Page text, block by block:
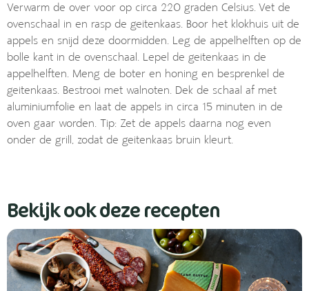
Verwarm de over voor op circa 220 graden Celsius. Vet de
ovenschaal in en rasp de geitenkaas. Boor het klokhuis uit de
appels en snijd deze doormidden. Leg de appelhelften op de
bolle kant in de ovenschaal. Lepel de geitenkaas in de
appelhelften. Meng de boter en honing en besprenkel de
geitenkaas. Bestrooi met walnoten. Dek de schaal af met
aluminiumfolie en laat de appels in circa 15 minuten in de
oven gaar worden. Tip: Zet de appels daarna nog even
onder de grill, zodat de geitenkaas bruin kleurt.
Bekijk ook deze recepten